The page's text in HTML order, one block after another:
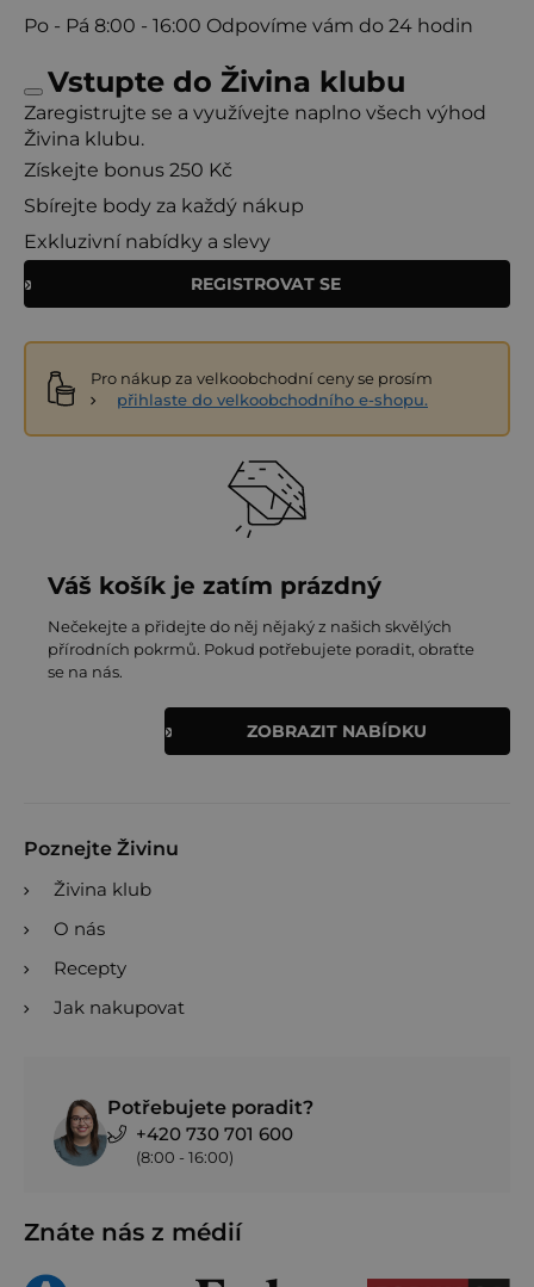
Po - Pá 8:00 - 16:00 Odpovíme vám do 24 hodin
Vstupte do Živina klubu
Zaregistrujte se a využívejte naplno všech výhod
Živina klubu.
Získejte bonus 250 Kč
Sbírejte body za každý nákup
Exkluzivní nabídky a slevy
REGISTROVAT SE
Pro nákup za velkoobchodní ceny se prosím
přihlaste do velkoobchodního e-shopu.
Váš košík je zatím prázdný
Nečekejte a přidejte do něj nějaký z našich skvělých
přírodních pokrmů. Pokud potřebujete poradit, obraťte
se na nás.
ZOBRAZIT NABÍDKU
Poznejte Živinu
Živina klub
O nás
Recepty
Jak nakupovat
Potřebujete poradit?
+420 730 701 600
(8:00 - 16:00)
Znáte nás z médií